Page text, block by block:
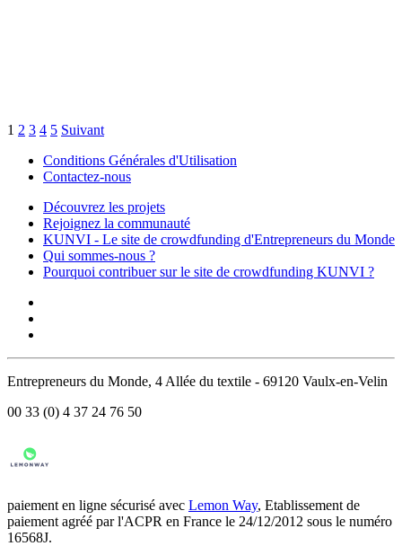
1 2 3 4 5 Suivant
Conditions Générales d'Utilisation
Contactez-nous
Découvrez les projets
Rejoignez la communauté
KUNVI - Le site de crowdfunding d'Entrepreneurs du Monde
Qui sommes-nous ?
Pourquoi contribuer sur le site de crowdfunding KUNVI ?
Entrepreneurs du Monde, 4 Allée du textile - 69120 Vaulx-en-Velin
00 33 (0) 4 37 24 76 50
paiement en ligne sécurisé avec Lemon Way, Etablissement de
paiement agréé par l'ACPR en France le 24/12/2012 sous le numéro
16568J.